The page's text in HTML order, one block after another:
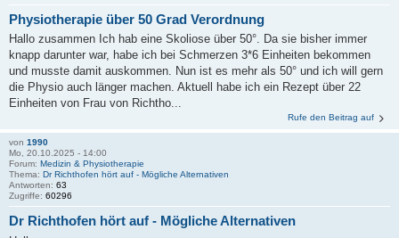
Physiotherapie über 50 Grad Verordnung
Hallo zusammen Ich hab eine Skoliose über 50°. Da sie bisher immer
knapp darunter war, habe ich bei Schmerzen 3*6 Einheiten bekommen
und musste damit auskommen. Nun ist es mehr als 50° und ich will gern
die Physio auch länger machen. Aktuell habe ich ein Rezept über 22
Einheiten von Frau von Richtho...
Rufe den Beitrag auf
von 1990
Mo, 20.10.2025 - 14:00
Forum: Medizin & Physiotherapie
Thema: Dr Richthofen hört auf - Mögliche Alternativen
Antworten: 63
Zugriffe: 60296
Dr Richthofen hört auf - Mögliche Alternativen